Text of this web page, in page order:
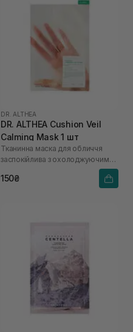
DR. ALTHEA
DR. ALTHEA Cushion Veil
Calming Mask 1 шт
Тканинна маска для обличчя
заспокійлива з охолоджуючим
150₴